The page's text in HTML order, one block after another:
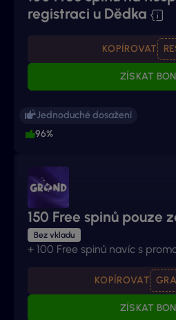
registraci u Dědka
KOPÍROVAT
ZÍSKAT
Jednoduché dosažení
96%
150 Free spinů pouze
Bez vkladu
+ 100 Free spinů navíc s
KOPÍROVAT
ZÍSKAT